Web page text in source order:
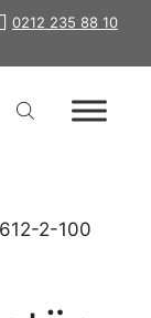
0212 235 88 10
2-100